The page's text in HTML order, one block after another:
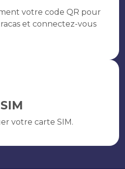
votre code QR pour
et connectez-vous
votre carte SIM.